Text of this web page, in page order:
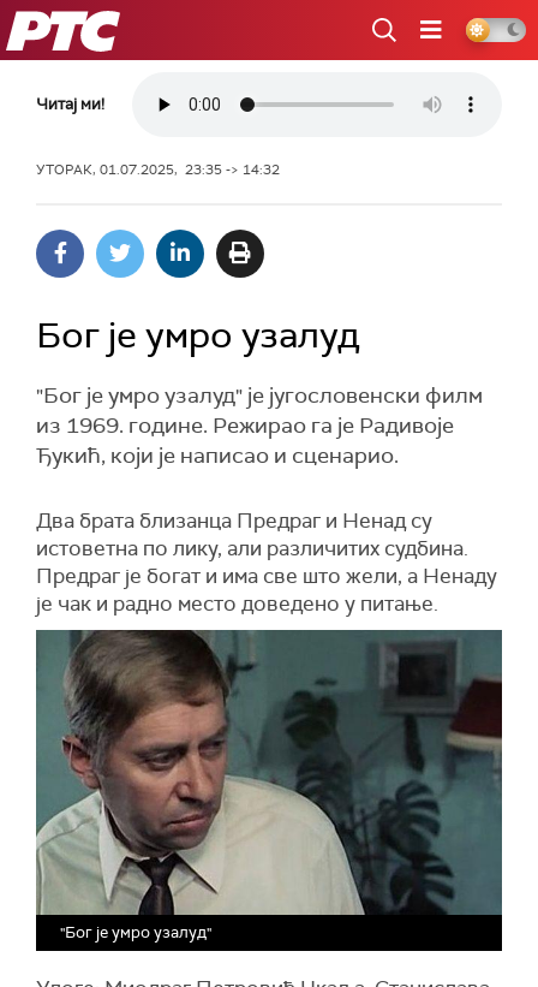
РТС
Читај ми!
УТОРАК, 01.07.2025, 23:35 -> 14:32
Бог је умро узалуд
"Бог је умро узалуд" је југословенски филм
из 1969. године. Режирао га је Радивоје
Ђукић, који је написао и сценарио.
Два брата близанца Предраг и Ненад су
истоветна по лику, али различитих судбина.
Предраг је богат и има све што жели, а Ненаду
је чак и радно место доведено у питање.
"Бог је умро узалуд"